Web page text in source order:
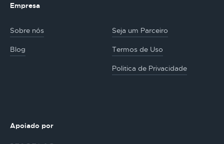
Empresa
Sobre nós Seja um Parceiro
Blog Termos de Uso
Politica de Privacidade
Apoiado por